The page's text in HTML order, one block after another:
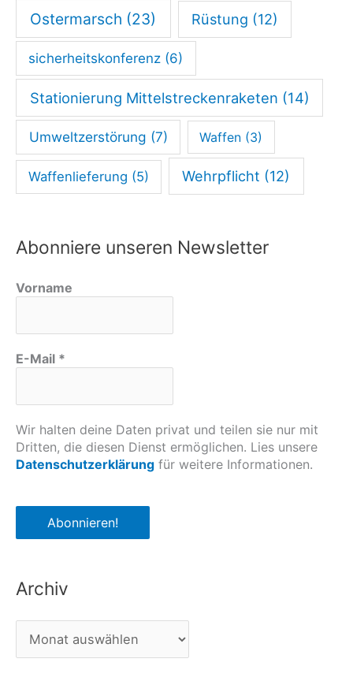
Ostermarsch (23) Rüstung (12)
sicherheitskonferenz (6)
Stationierung Mittelstreckenraketen (14)
Umweltzerstörung (7) Waffen (3)
Waffenlieferung (5) Wehrpflicht (12)
Abonniere unseren Newsletter
Vorname
E-Mail *
Wir halten deine Daten privat und teilen sie nur mit
Dritten, die diesen Dienst ermöglichen. Lies unsere
Datenschutzerklärung für weitere Informationen.
Archiv
r